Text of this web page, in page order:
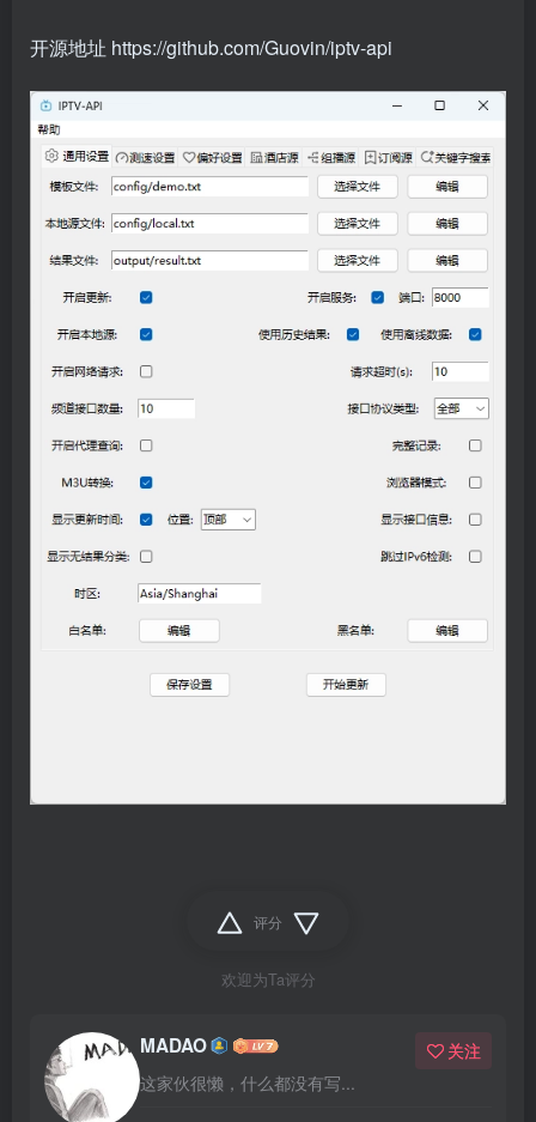
开源地址 https://github.com/Guovin/iptv-api
评分
欢迎为Ta评分
MADAO
这家伙很懒，什么都没有写...
关注